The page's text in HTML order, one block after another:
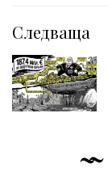
Следваща